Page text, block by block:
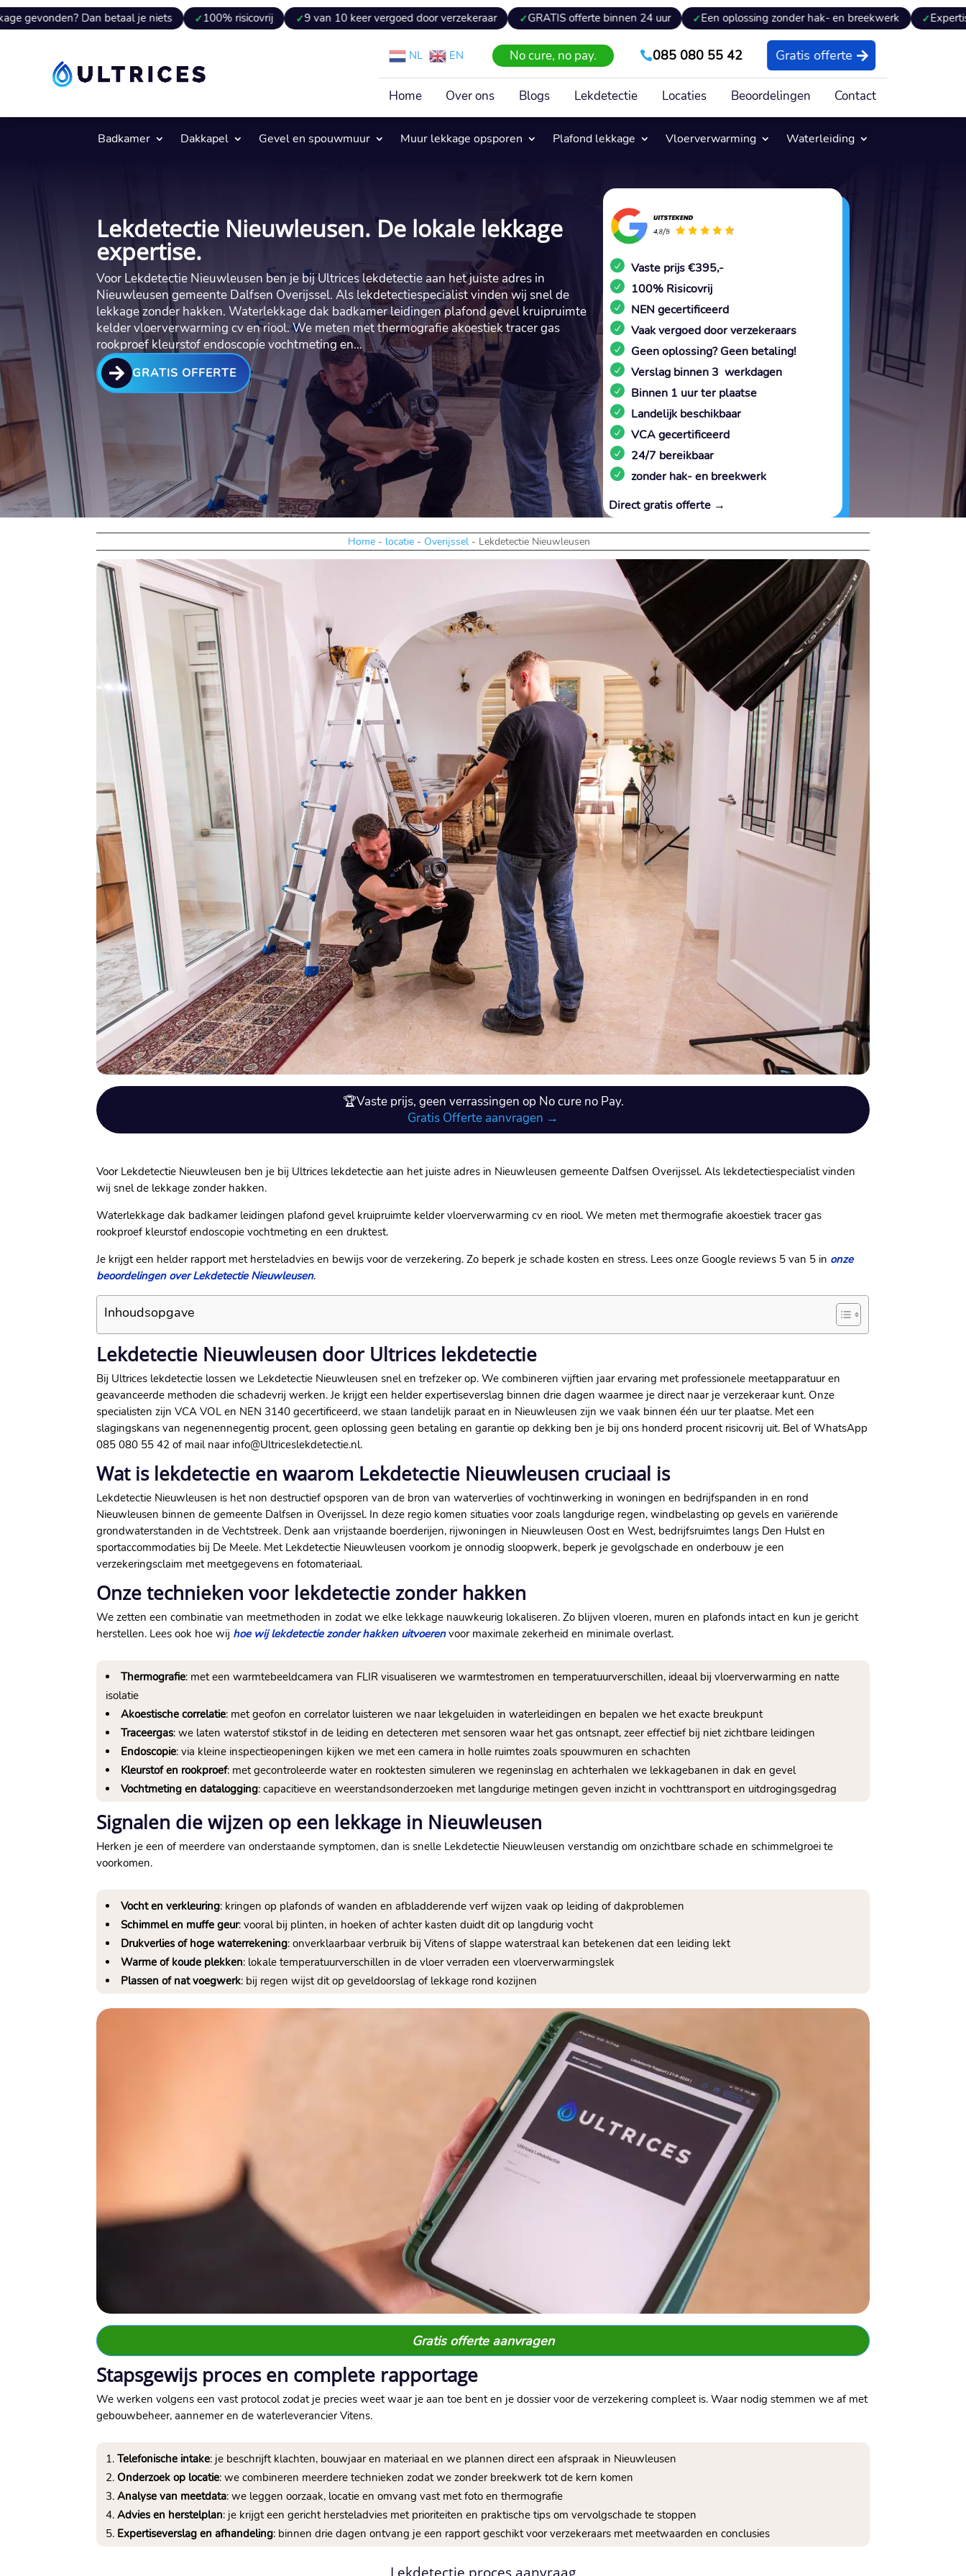
Dan betaal je niets 100% risicovrij 9 van 10 keer vergoed door verzekeraar GRATIS offerte binnen 24 uur Een oplossing zonder hak- en breekwerk Expertiseverslag
NL EN No cure, no pay. 085 080 55 42 Gratis offerte
Home Over ons Blogs Lekdetectie Locaties Beoordelingen Contact
Badkamer Dakkapel Gevel en spouwmuur Muur lekkage opsporen Plafond lekkage Vloerverwarming Waterleiding
Lekdetectie Nieuwleusen. De lokale lekkage
expertise.
Voor Lekdetectie Nieuwleusen ben je bij Ultrices lekdetectie aan het juiste adres in
Nieuwleusen gemeente Dalfsen Overijssel.​ Als lekdetectiespecialist vinden wij snel de
lekkage zonder hakken.​ Waterlekkage dak badkamer leidingen plafond gevel kruipruimte
kelder vloerverwarming cv en riool.​ We meten met thermografie akoestiek tracer gas
rookproef kleurstof endoscopie vochtmeting en…
 GRATIS OFFERTE
Vaste prijs €395,-
100% Risicovrij
NEN gecertificeerd
Vaak vergoed door verzekeraars
Geen oplossing? Geen betaling!
Verslag binnen 3 werkdagen
Binnen 1 uur ter plaatse
Landelijk beschikbaar
VCA gecertificeerd
24/7 bereikbaar
zonder hak- en breekwerk
Direct gratis offerte →
Home- locatie- Overijssel- Lekdetectie Nieuwleusen
🏆Vaste prijs, geen verrassingen op No cure no Pay.
Gratis Offerte aanvragen →
Voor Lekdetectie Nieuwleusen ben je bij Ultrices lekdetectie aan het juiste adres in Nieuwleusen gemeente Dalfsen Overijssel.​ Als lekdetectiespecialist vinden
wij snel de lekkage zonder hakken.​
Waterlekkage dak badkamer leidingen plafond gevel kruipruimte kelder vloerverwarming cv en riool.​ We meten met thermografie akoestiek tracer gas
rookproef kleurstof endoscopie vochtmeting en een druktest.​
Je krijgt een helder rapport met hersteladvies en bewijs voor de verzekering.​ Zo beperk je schade kosten en stress.​ Lees onze Google reviews 5 van 5 in onze
beoordelingen over Lekdetectie Nieuwleusen.​
Inhoudsopgave
Lekdetectie Nieuwleusen door Ultrices lekdetectie
Bij Ultrices lekdetectie lossen we Lekdetectie Nieuwleusen snel en trefzeker op.​ We combineren vijftien jaar ervaring met professionele meetapparatuur en
geavanceerde methoden die schadevrij werken.​ Je krijgt een helder expertiseverslag binnen drie dagen waarmee je direct naar je verzekeraar kunt.​ Onze
specialisten zijn VCA VOL en NEN 3140 gecertificeerd, we staan landelijk paraat en in Nieuwleusen zijn we vaak binnen één uur ter plaatse.​ Met een
slagingskans van negenennegentig procent, geen oplossing geen betaling en garantie op dekking ben je bij ons honderd procent risicovrij uit.​ Bel of WhatsApp
085 080 55 42 of mail naar info@Ultriceslekdetectie.​nl.​
Wat is lekdetectie en waarom Lekdetectie Nieuwleusen cruciaal is
Lekdetectie Nieuwleusen is het non destructief opsporen van de bron van waterverlies of vochtinwerking in woningen en bedrijfspanden in en rond
Nieuwleusen binnen de gemeente Dalfsen in Overijssel.​ In deze regio komen situaties voor zoals langdurige regen, windbelasting op gevels en variërende
grondwaterstanden in de Vechtstreek.​ Denk aan vrijstaande boerderijen, rijwoningen in Nieuwleusen Oost en West, bedrijfsruimtes langs Den Hulst en
sportaccommodaties bij De Meele.​ Met Lekdetectie Nieuwleusen voorkom je onnodig sloopwerk, beperk je gevolgschade en onderbouw je een
verzekeringsclaim met meetgegevens en fotomateriaal.​
Onze technieken voor lekdetectie zonder hakken
We zetten een combinatie van meetmethoden in zodat we elke lekkage nauwkeurig lokaliseren.​ Zo blijven vloeren, muren en plafonds intact en kun je gericht
herstellen.​ Lees ook hoe wij hoe wij lekdetectie zonder hakken uitvoerenvoor maximale zekerheid en minimale overlast.​
Thermografie: met een warmtebeeldcamera van FLIR visualiseren we warmtestromen en temperatuurverschillen, ideaal bij vloerverwarming en natte
isolatie
Akoestische correlatie: met geofon en correlator luisteren we naar lekgeluiden in waterleidingen en bepalen we het exacte breukpunt
Traceergas: we laten waterstof stikstof in de leiding en detecteren met sensoren waar het gas ontsnapt, zeer effectief bij niet zichtbare leidingen
Endoscopie: via kleine inspectieopeningen kijken we met een camera in holle ruimtes zoals spouwmuren en schachten
Kleurstof en rookproef: met gecontroleerde water en rooktesten simuleren we regeninslag en achterhalen we lekkagebanen in dak en gevel
Vochtmeting en datalogging: capacitieve en weerstandsonderzoeken met langdurige metingen geven inzicht in vochttransport en uitdrogingsgedrag
Signalen die wijzen op een lekkage in Nieuwleusen
Herken je een of meerdere van onderstaande symptomen, dan is snelle Lekdetectie Nieuwleusen verstandig om onzichtbare schade en schimmelgroei te
voorkomen.​
Vocht en verkleuring: kringen op plafonds of wanden en afbladderende verf wijzen vaak op leiding of dakproblemen
Schimmel en muffe geur: vooral bij plinten, in hoeken of achter kasten duidt dit op langdurig vocht
Drukverlies of hoge waterrekening: onverklaarbaar verbruik bij Vitens of slappe waterstraal kan betekenen dat een leiding lekt
Warme of koude plekken: lokale temperatuurverschillen in de vloer verraden een vloerverwarmingslek
Plassen of nat voegwerk: bij regen wijst dit op geveldoorslag of lekkage rond kozijnen
Gratis offerte aanvragen
Stapsgewijs proces en complete rapportage
We werken volgens een vast protocol zodat je precies weet waar je aan toe bent en je dossier voor de verzekering compleet is.​ Waar nodig stemmen we af met
gebouwbeheer, aannemer en de waterleverancier Vitens.​
Telefonische intake: je beschrijft klachten, bouwjaar en materiaal en we plannen direct een afspraak in Nieuwleusen
Onderzoek op locatie: we combineren meerdere technieken zodat we zonder breekwerk tot de kern komen
Analyse van meetdata: we leggen oorzaak, locatie en omvang vast met foto en thermografie
Advies en herstelplan: je krijgt een gericht hersteladvies met prioriteiten en praktische tips om vervolgschade te stoppen
Expertiseverslag en afhandeling: binnen drie dagen ontvang je een rapport geschikt voor verzekeraars met meetwaarden en conclusies